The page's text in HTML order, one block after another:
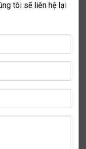
tôi sẽ liên hệ lại